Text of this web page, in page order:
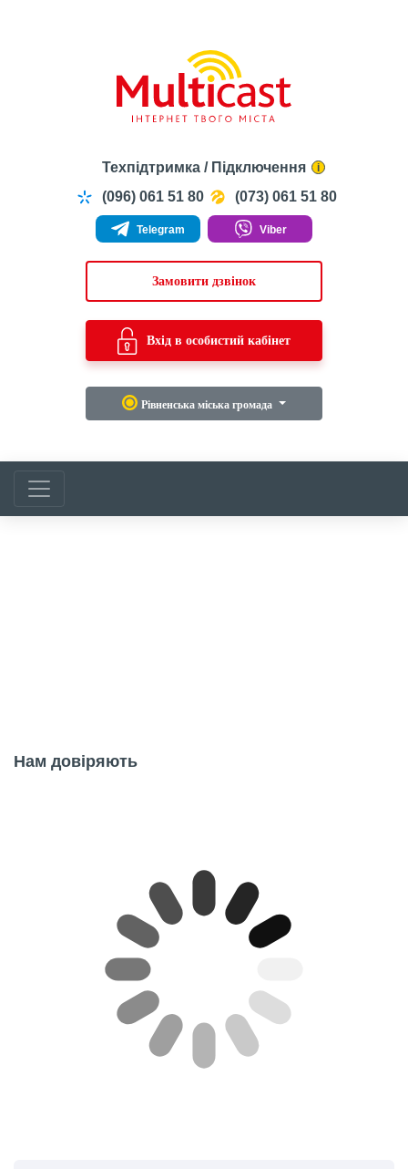
Техпідтримка / Підключення i
(096) 061 51 80 (073) 061 51 80
Telegram Viber
Замовити дзвінок
Вхід в особистий кабінет
Рівненська міська громада
Нам довіряють